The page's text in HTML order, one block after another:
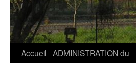
Accueil ADMINISTRATION du